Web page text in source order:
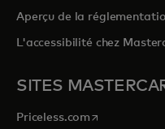
Aperçu de la
L'accessibilité chez
SITES
Priceless.com s’ouvre dans